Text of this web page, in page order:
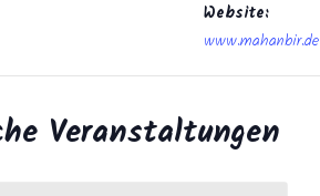
Website:
www.mahanbir.de
Veranstaltungen